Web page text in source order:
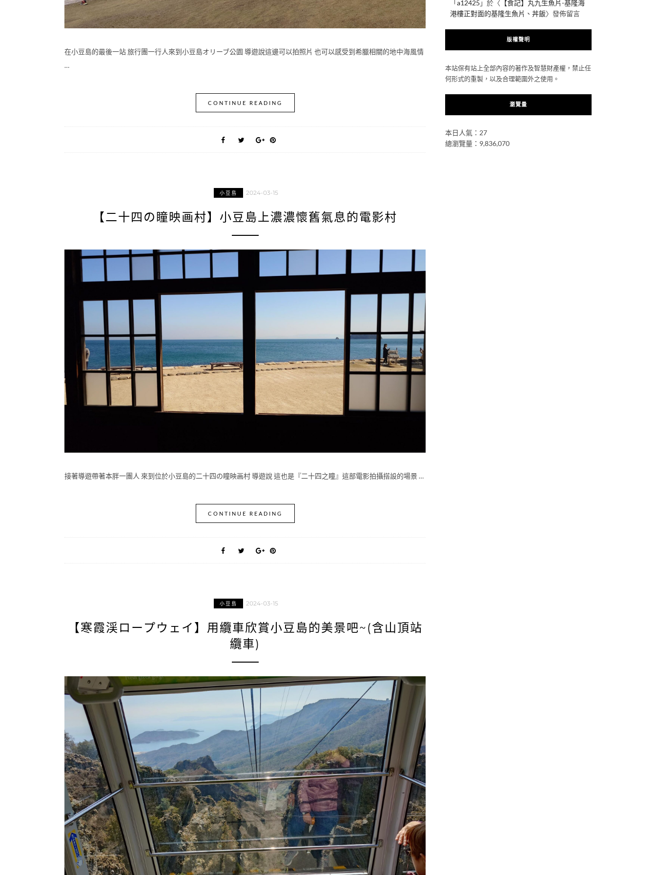
在小豆島的最後一站 旅行團一行人來到小豆島オリーブ公園 導遊說這邊可以拍照片 也可以感受到希臘相關的地中海風情
…
CONTINUE READING
小豆島 2024-03-15
【二十四の瞳映画村】小豆島上濃濃懷舊氣息的電影村
接著導遊帶著本胖一團人 來到位於小豆島的二十四の瞳映画村 導遊說 這也是『二十四之瞳』這部電影拍攝搭設的場景 …
CONTINUE READING
小豆島 2024-03-15
【寒霞渓ロープウェイ】用纜車欣賞小豆島的美景吧~(含山頂站
纜車)
「a12425 」於〈 【食記】丸九生魚片-基隆海
港樓正對面的基隆生魚片、丼飯〉發佈留言
版權聲明
本站保有站上全部內容的著作及智慧財產權，禁止任
何形式的重製，以及合理範圍外之使用。
瀏覽量
本日人氣：27
總瀏覽量：9,836,070